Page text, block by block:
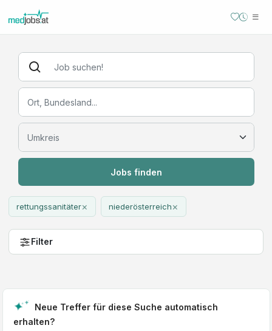
Jobs finden
rettungssanitäter× niederösterreich×
Filter
Neue Treffer für diese Suche automatisch
erhalten?